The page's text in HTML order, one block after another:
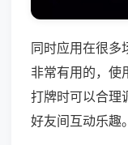
同时应用在很多
非常有用的，使
打牌时可以合理
好友间互动乐趣。